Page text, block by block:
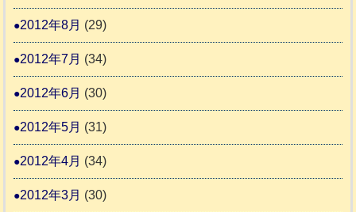
2012年8月 (29)
2012年7月 (34)
2012年6月 (30)
2012年5月 (31)
2012年4月 (34)
2012年3月 (30)